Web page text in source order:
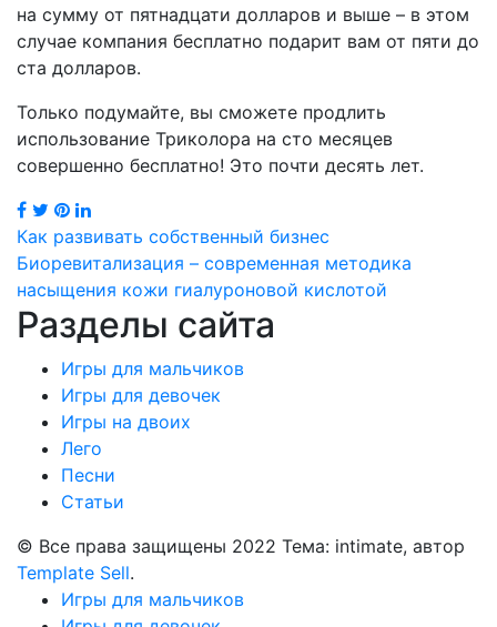
на сумму от пятнадцати долларов и выше – в этом
случае компания бесплатно подарит вам от пяти до
ста долларов.
Только подумайте, вы сможете продлить
использование Триколора на сто месяцев
совершенно бесплатно! Это почти десять лет.
Навигация
по
записям
Как развивать собственный бизнес
Биоревитализация – современная методика
насыщения кожи гиалуроновой кислотой
Разделы сайта
Игры для мальчиков
Игры для девочек
Игры на двоих
Лего
Песни
Статьи
© Все права защищены 2022 Тема: intimate, автор
Template Sell.
Игры для мальчиков